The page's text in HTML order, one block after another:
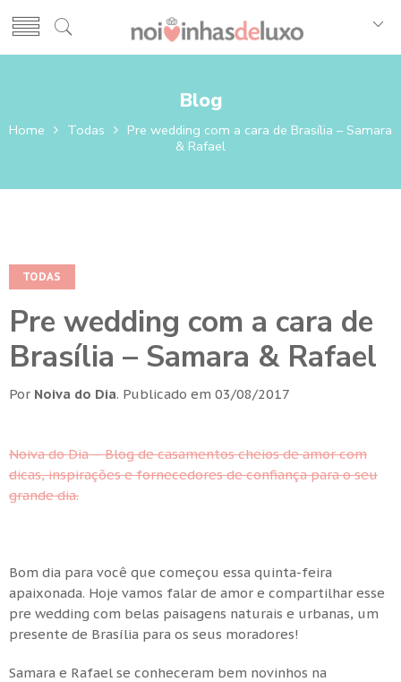
Blog
Home Todas
Pre wedding com a cara de Brasília – Samara
& Rafael
TODAS
Pre wedding com a cara de
Brasília – Samara & Rafael
Por Noiva do Dia. Publicado em 03/08/2017
Noiva do Dia – Blog de casamentos cheios de amor com
dicas, inspirações e fornecedores de confiança para o seu
grande dia.
Bom dia para você que começou essa quinta-feira
apaixonada. Hoje vamos falar de amor e compartilhar esse
pre wedding com belas paisagens naturais e urbanas, um
presente de Brasília para os seus moradores!
Samara e Rafael se conheceram bem novinhos na